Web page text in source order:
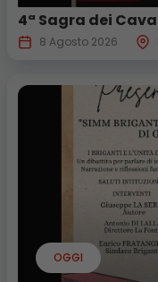
4ª Sagra dei
8 Agosto 2026
OGGI